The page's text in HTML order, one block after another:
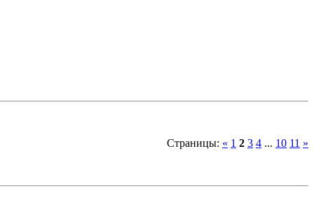
Страницы: « 1 2 3 4 ... 10 11 »